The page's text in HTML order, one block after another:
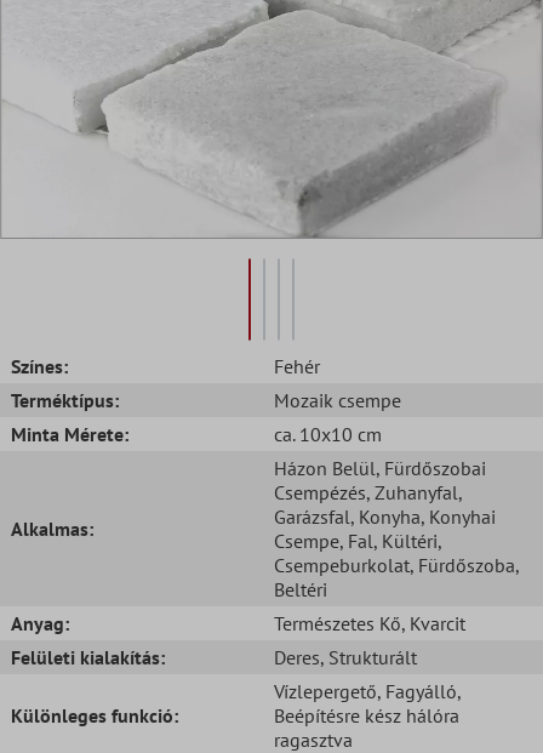
Színes:
Fehér
Terméktípus:
Mozaik csempe
Minta Mérete:
ca. 10x10 cm
Alkalmas:
Házon Belül, Fürdőszobai
Csempézés, Zuhanyfal,
Garázsfal, Konyha, Konyhai
Csempe, Fal, Kültéri,
Csempeburkolat, Fürdőszoba,
Beltéri
Anyag:
Természetes Kő, Kvarcit
Felületi kialakítás:
Deres, Strukturált
Különleges funkció:
Vízlepergető, Fagyálló,
Beépítésre kész hálóra
ragasztva